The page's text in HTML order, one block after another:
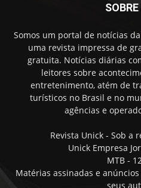
Somos um portal de notícias
uma revista impressa de
gratuita. Notícias diárias
leitores sobre
entretenimento, atém de
turísticos no Brasil e no
agências e
Revista Unick - Sob a
Unick Empresa
MTB -
Matérias assinadas e
seus